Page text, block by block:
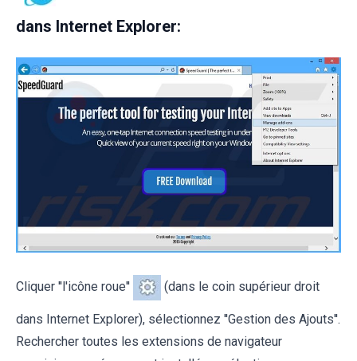
dans Internet Explorer:
Cliquer ''l'icône roue'' (dans le coin supérieur droit
dans Internet Explorer), sélectionnez ''Gestion des Ajouts''.
Rechercher toutes les extensions de navigateur